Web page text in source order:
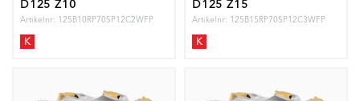
D125 Z10
Artikelnr: 125B10RP70SP12C2WFP
K
D125 Z15
Artikelnr: 125B15RP70SP12C3WFP
K